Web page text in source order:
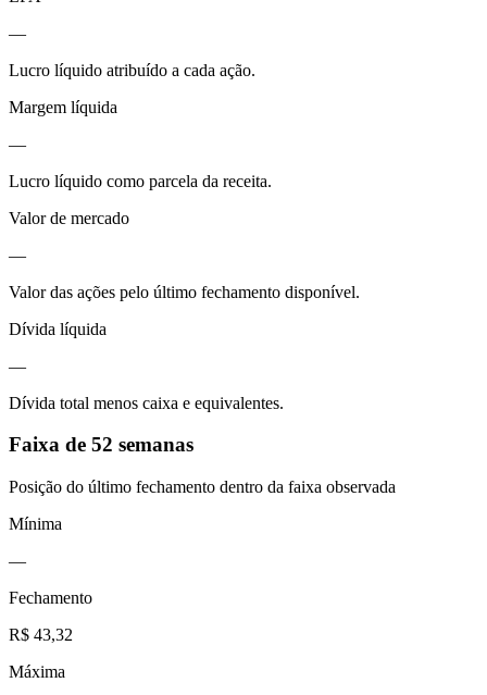
—
Lucro líquido atribuído a cada ação.
Margem líquida
—
Lucro líquido como parcela da receita.
Valor de mercado
—
Valor das ações pelo último fechamento disponível.
Dívida líquida
—
Dívida total menos caixa e equivalentes.
Faixa de 52 semanas
Posição do último fechamento dentro da faixa observada
Mínima
—
Fechamento
R$ 43,32
Máxima